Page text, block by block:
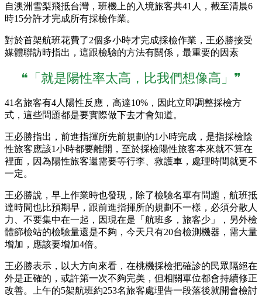
自澳洲雪梨飛抵台灣，班機上的入境旅客共41人，截至清晨6
時15分許才完成所有採檢作業。
對於首架航班花費了2個多小時才完成採檢作業，王必勝接受
媒體聯訪時指出，這跟檢驗的方法有關係，最重要的因素
❝「就是陽性率太高，比我們想像高」❞
41名旅客有4人陽性反應，高達10%，因此立即調整採檢方
式，這些問題都是要實際做下去才會知道。
王必勝指出，前進指揮所先前規劃的1小時完成，是指採檢陰
性旅客應該1小時都要離開，至於採檢陽性旅客本來就不算在
裡面，因為陽性旅客還需要等行李、救護車，處理時間就更不
一定。
王必勝說，早上作業時也發現，除了檢驗名單有問題，航班抵
達時間也比預期早，跟前進指揮所的規劃不一樣，必須分散人
力、不要集中在一起，因現在是「航班多，旅客少」，另外檢
體篩檢站的檢驗量還是不夠，今天只有20台檢測機器，需大量
增加，應該要增加4倍。
王必勝表示，以大方向來看，在桃機採檢把確診的民眾隔絕在
外是正確的，或許第一次不夠完美，但相關單位都會持續修正
改善。上午的5架航班約253名旅客處理告一段落後就開會檢討